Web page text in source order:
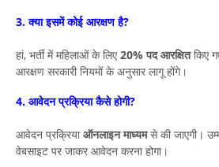
3. क्या इसमें कोई आरक्षण है?
हां, भर्ती में महिलाओं के लिए 20% पद आरक्षितकिए
आरक्षण सरकारी नियमों के अनुसार लागू होंगे।
4. आवेदन प्रक्रिया कैसे होगी?
आवेदन प्रक्रियाऑनलाइन माध्यमसे की जाएगी।
वेबसाइट पर जाकर आवेदन करना होगा।